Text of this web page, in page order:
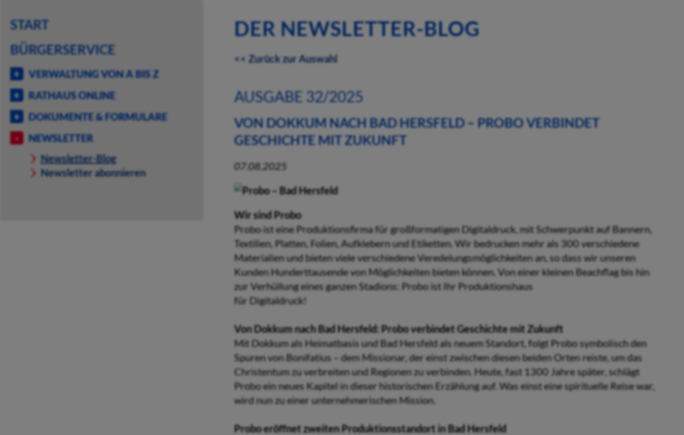
START
BÜRGERSERVICE
VERWALTUNG VON A BIS Z
RATHAUS ONLINE
DOKUMENTE & FORMULARE
NEWSLETTER
Newsletter-Blog
Newsletter abonnieren
DER NEWSLETTER-BLOG
<< Zurück zur Auswahl
AUSGABE 32/2025
VON DOKKUM NACH BAD HERSFELD – PROBO VERBINDET
GESCHICHTE MIT ZUKUNFT
07.08.2025
Wir sind Probo
Probo ist eine Produktionsfirma für großformatigen Digitaldruck, mit Schwerpunkt auf Bannern,
Textilien, Platten, Folien, Aufklebern und Etiketten. Wir bedrucken mehr als 300 verschiedene
Materialien und bieten viele verschiedene Veredelungsmöglichkeiten an, so dass wir unseren
Kunden Hunderttausende von Möglichkeiten bieten können. Von einer kleinen Beachflag bis hin
zur Verhüllung eines ganzen Stadions: Probo ist Ihr Produktionshaus
für Digitaldruck!
Von Dokkum nach Bad Hersfeld: Probo verbindet Geschichte mit Zukunft
Mit Dokkum als Heimatbasis und Bad Hersfeld als neuem Standort, folgt Probo symbolisch den
Spuren von Bonifatius – dem Missionar, der einst zwischen diesen beiden Orten reiste, um das
Christentum zu verbreiten und Regionen zu verbinden. Heute, fast 1300 Jahre später, schlägt
Probo ein neues Kapitel in dieser historischen Erzählung auf. Was einst eine spirituelle Reise war,
wird nun zu einer unternehmerischen Mission.
Probo eröffnet zweiten Produktionsstandort in Bad Hersfeld